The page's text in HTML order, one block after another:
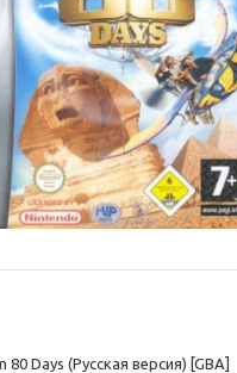
Days (Русская версия) [GBA]